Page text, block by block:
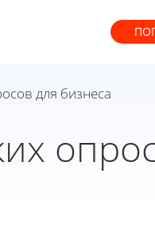
для бизнеса